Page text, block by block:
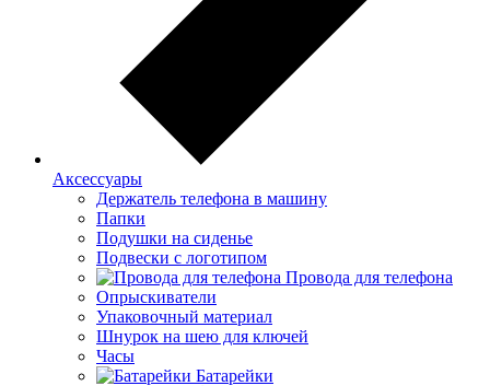
Аксессуары
Держатель телефона в машину
Папки
Подушки на сиденье
Подвески с логотипом
Провода для телефона
Опрыскиватели
Упаковочный материал
Шнурок на шею для ключей
Часы
Батарейки